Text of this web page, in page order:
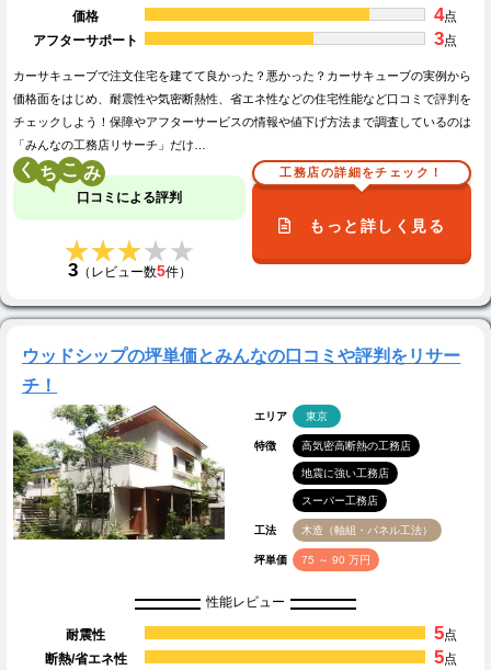
価格
4点
アフターサポート
3点
カーサキューブで注文住宅を建てて良かった？悪かった？カーサキューブの実例から
価格面をはじめ、耐震性や気密断熱性、省エネ性などの住宅性能など口コミで評判を
チェックしよう！保障やアフターサービスの情報や値下げ方法まで調査しているのは
「みんなの工務店リサーチ」だけ…
く こ
口コミによる評判
★★★★★
★★★★★
3（レビュー数5件）
工務店の詳細をチェック！
もっと詳しく見る
ウッドシップの坪単価とみんなの口コミや評判をリサー
チ！
エリア 東京
特徴 高気密高断熱の工務店
地震に強い工務店
スーパー工務店
工法 木造（軸組・パネル工法）
坪単価 75 ～ 90 万円
性能レビュー
耐震性 5点
断熱/省エネ性
5点